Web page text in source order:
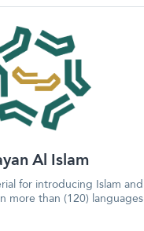
Al Islam
for introducing Islam and
more than (120) languages